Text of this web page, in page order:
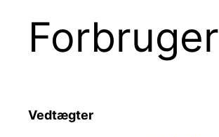
Forbruger
Vedtægter